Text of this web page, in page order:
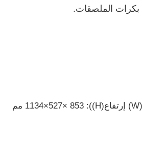
بكرات الملصقات.